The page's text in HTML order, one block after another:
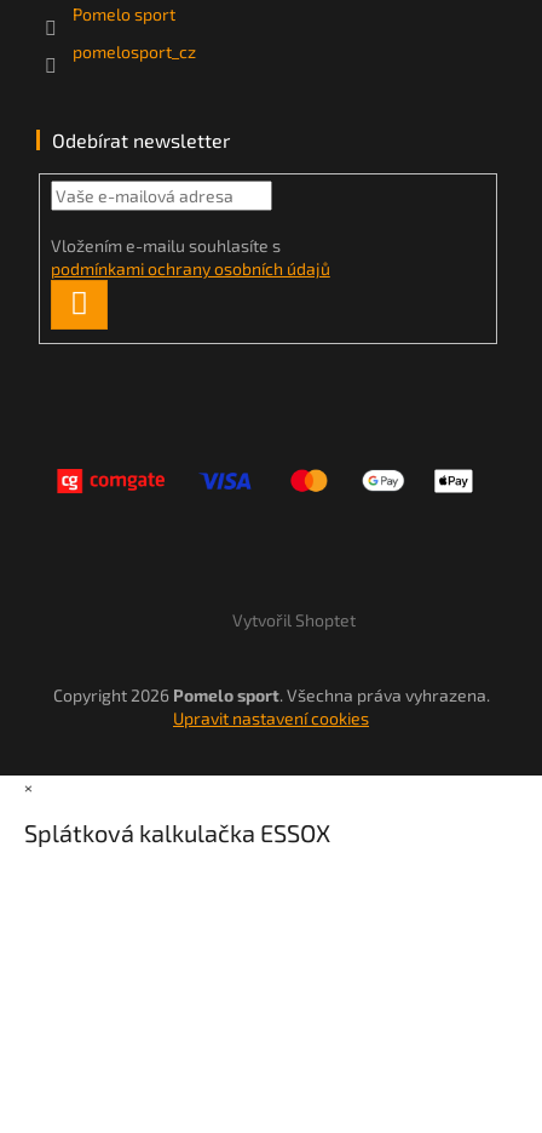
Pomelo sport
pomelosport_cz
Odebírat newsletter
Vložením e-mailu souhlasíte s
podmínkami ochrany osobních údajů
SE
Vytvořil Shoptet
Copyright 2026 Pomelo sport. Všechna práva vyhrazena.
Upravit nastavení cookies
×
Splátková kalkulačka ESSOX